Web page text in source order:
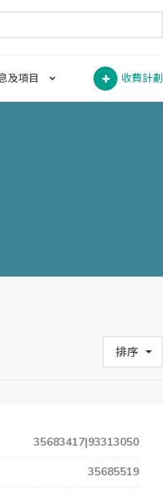
收費計劃
及項目
排序
35683417|93313050
35685519